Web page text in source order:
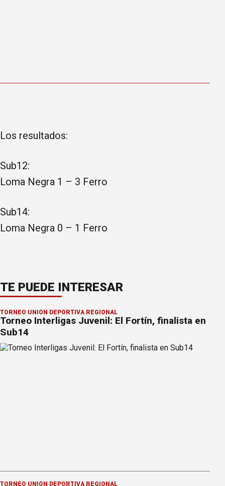
Los resultados:
Sub12:
Loma Negra 1 – 3 Ferro
Sub14:
Loma Negra 0 – 1 Ferro
TE PUEDE INTERESAR
TORNEO UNIÓN DEPORTIVA REGIONAL
Torneo Interligas Juvenil: El Fortín, finalista en
Sub14
TORNEO UNIÓN DEPORTIVA REGIONAL